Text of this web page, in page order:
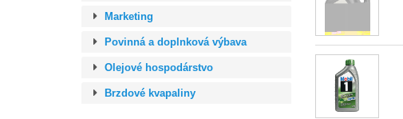
Marketing
Povinná a doplnková výbava
Olejové hospodárstvo
Brzdové kvapaliny